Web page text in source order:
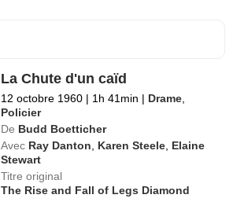
La Chute d'un caïd
12 octobre 1960 | 1h 41min | Drame
Policier
De Budd Boetticher
Avec Ray Danton Karen Steele Elaine
Stewart
Titre original
The Rise and Fall of Legs Diamond